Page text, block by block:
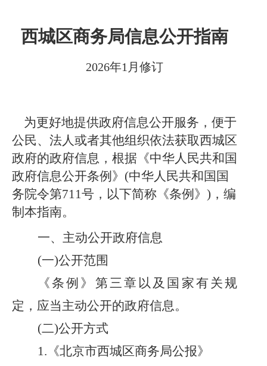
西城区商务局信息公开指南
2026年1月修订
为更好地提供政府信息公开服务，便于
公民、法人或者其他组织依法获取西城区
政府的政府信息，根据《中华人民共和国
政府信息公开条例》(中华人民共和国国
务院令第711号，以下简称《条例》)，编
制本指南。
一、主动公开政府信息
(一)公开范围
《条例》第三章以及国家有关规
定，应当主动公开的政府信息。
(二)公开方式
1.《北京市西城区商务局公报》